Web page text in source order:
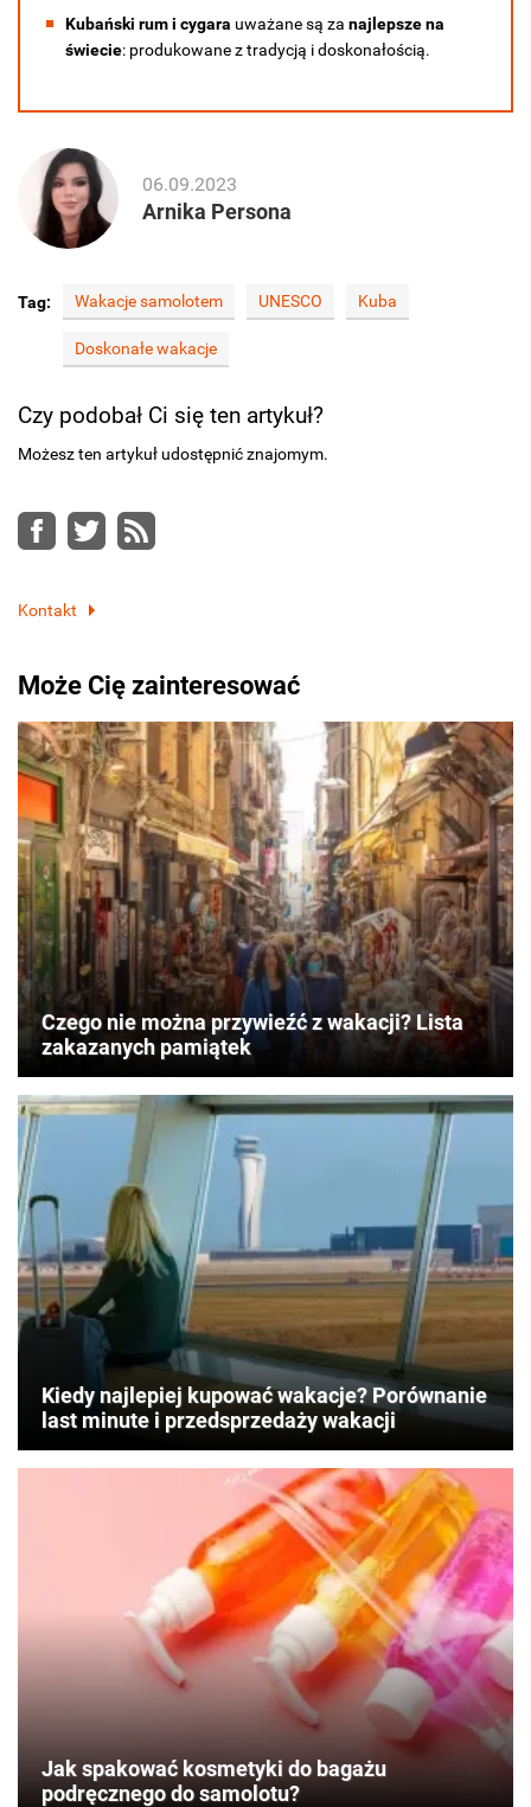
Kubański rum i cygara uważane są za najlepsze na
świecie: produkowane z tradycją i doskonałością.
06.09.2023
Arnika Persona
Tag: Wakacje samolotem UNESCO Kuba
Doskonałe wakacje
Czy podobał Ci się ten artykuł?
Możesz ten artykuł udostępnić znajomym.
Facebook
Twitter
RSS
Kontakt
Może Cię zainteresować
Czego nie można przywieźć z wakacji? Lista
zakazanych pamiątek
Kiedy najlepiej kupować wakacje? Porównanie
last minute i przedsprzedaży wakacji
Jak spakować kosmetyki do bagażu
podręcznego do samolotu?